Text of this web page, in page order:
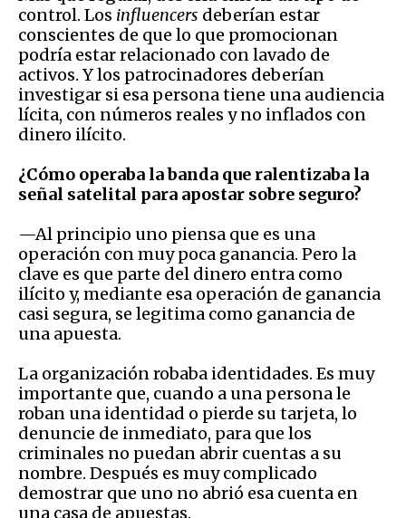
control. Los influencers deberían estar
conscientes de que lo que promocionan
podría estar relacionado con lavado de
activos. Y los patrocinadores deberían
investigar si esa persona tiene una audiencia
lícita, con números reales y no inflados con
dinero ilícito.
¿Cómo operaba la banda que ralentizaba la
señal satelital para apostar sobre seguro?
—Al principio uno piensa que es una
operación con muy poca ganancia. Pero la
clave es que parte del dinero entra como
ilícito y, mediante esa operación de ganancia
casi segura, se legitima como ganancia de
una apuesta.
La organización robaba identidades. Es muy
importante que, cuando a una persona le
roban una identidad o pierde su tarjeta, lo
denuncie de inmediato, para que los
criminales no puedan abrir cuentas a su
nombre. Después es muy complicado
demostrar que uno no abrió esa cuenta en
una casa de apuestas.